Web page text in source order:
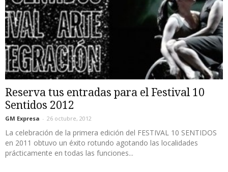
Reserva tus entradas para el Festival 10
Sentidos 2012
GM Expresa - 26 octubre, 2012
La celebración de la primera edición del FESTIVAL 10 SENTIDOS
en 2011 obtuvo un éxito rotundo agotando las localidades
prácticamente en todas las funciones...